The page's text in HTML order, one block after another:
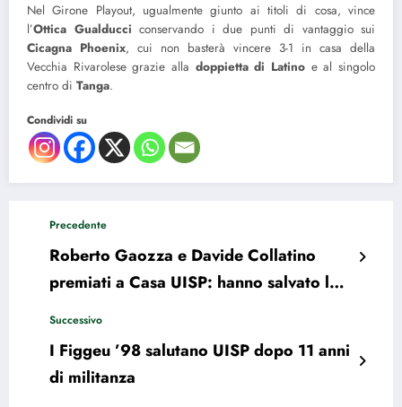
Nel Girone Playout, ugualmente giunto ai titoli di cosa, vince
l’Ottica Gualducci conservando i due punti di vantaggio sui
Cicagna Phoenix, cui non basterà vincere 3-1 in casa della
Vecchia Rivarolese grazie alla doppietta di Latino e al singolo
centro di Tanga.
Condividi su
Precedente
Roberto Gaozza e Davide Collatino
premiati a Casa UISP: hanno salvato la
Successivo
I Figgeu ’98 salutano UISP dopo 11 anni
di militanza